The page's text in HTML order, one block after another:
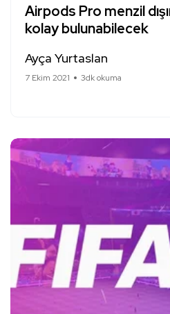
Airpods Pro menzil
kolay bulunabilecek
Ayça Yurtaslan
7 Ekim 2021 3dk okuma